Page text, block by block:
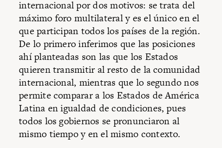
internacional por dos motivos: se trata del
máximo foro multilateral y es el único en el
que participan todos los países de la región.
De lo primero inferimos que las posiciones
ahí planteadas son las que los Estados
quieren transmitir al resto de la comunidad
internacional, mientras que lo segundo nos
permite comparar a los Estados de América
Latina en igualdad de condiciones, pues
todos los gobiernos se pronunciaron al
mismo tiempo y en el mismo contexto.